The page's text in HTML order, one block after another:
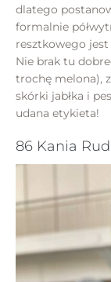
dlatego
formalnie
resztkowego
Nie brak tu
trochę melona),
skórki jabłka i
udana etykieta!
86 Kania